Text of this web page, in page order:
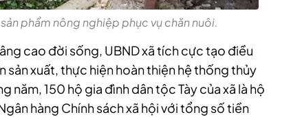
phẩm nông nghiệp phục vụ chăn nuôi.
cao đời sống, UBND xã tích cực tạo điều
xuất, thực hiện hoàn thiện hệ thống thủy
năm, 150 hộ gia đình dân tộc Tày của xã là hộ
hàng Chính sách xã hội với tổng số tiền